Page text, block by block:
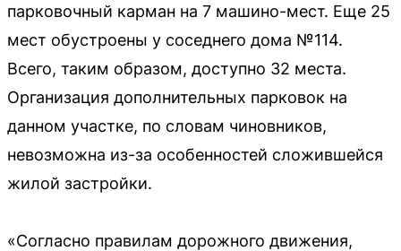
парковочный карман на 7 машино-мест. Еще 25
мест обустроены у соседнего дома №114.
Всего, таким образом, доступно 32 места.
Организация дополнительных парковок на
данном участке, по словам чиновников,
невозможна из-за особенностей сложившейся
жилой застройки.
«Согласно правилам дорожного движения,